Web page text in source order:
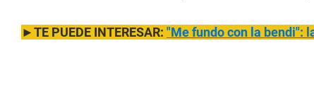
►TE PUEDE INTERESAR: "Me fundo con la bendi":